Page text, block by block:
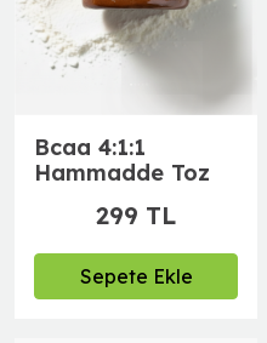
Bcaa 4:1:1
Hammadde Toz
299 TL
Sepete Ekle